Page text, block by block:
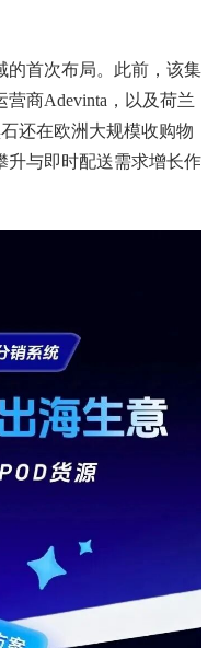
的首次布局。此前，该集
商Adevinta，以及荷兰
还在欧洲大规模收购物
升与即时配送需求增长作